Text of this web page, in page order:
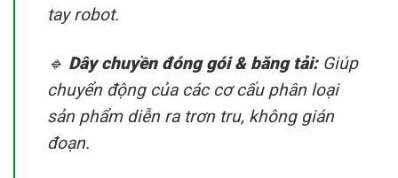
tay robot.
🔹 Dây chuyền đóng gói & băng tải:Giúp
chuyển động của các cơ cấu phân loại
sản phẩm diễn ra trơn tru, không gián
đoạn.